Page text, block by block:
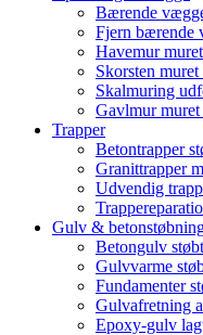
Bærende
Fjern bærende
Havemur
Skorsten
Skalmuring
Gavlmur muret
Trapper
Betontrapper
Granittrapper
Udvendig
Gulv &
Betongulv
Gulvvarme
Fundamenter
Gulvafretning
Epoxy-gulv